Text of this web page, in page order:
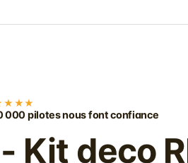
000 pilotes nous font confiance
Kit deco